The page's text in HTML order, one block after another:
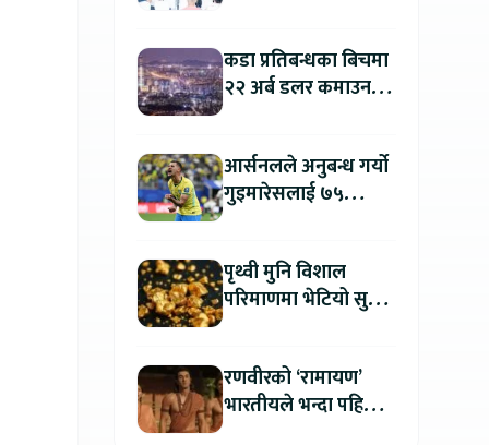
कडा प्रतिबन्धका बिचमा
२२ अर्ब डलर कमाउन
आर्सनलले अनुबन्ध गर्यो
गुइमारेसलाई ७५
पृथ्वी मुनि विशाल
परिमाणमा भेटियो सुन,
रणवीरको ‘रामायण’
भारतीयले भन्दा पहिला